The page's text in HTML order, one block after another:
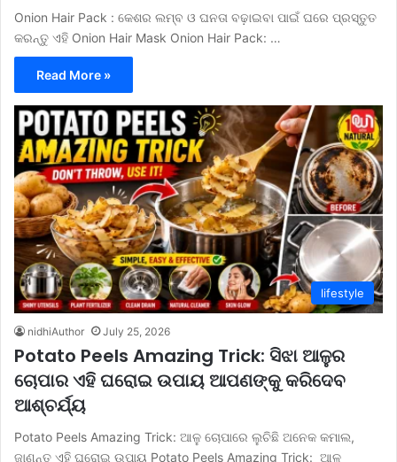
Onion Hair Pack : କେଶର ଲମ୍ବ ଓ ଘନତା ବଢ଼ାଇବା ପାଇଁ ଘରେ ପ୍ରସ୍ତୁତ
କରନ୍ତୁ ଏହି Onion Hair Mask Onion Hair Pack: …
Read More »
lifestyle
nidhiAuthor July 25, 2026
Potato Peels Amazing Trick: ସିଝା ଆଳୁର
ଚୋପାର ଏହି ଘରୋଇ ଉପାୟ ଆପଣଙ୍କୁ କରିଦେବ
ଆଶ୍ଚର୍ଯ୍ୟ
Potato Peels Amazing Trick: ଆଳୁ ଚୋପାରେ ଲୁଚିଛି ଅନେକ କମାଲ,
ଜାଣନ୍ତୁ ଏହି ଘରୋଇ ଉପାୟ Potato Peels Amazing Trick: ଆଳୁ